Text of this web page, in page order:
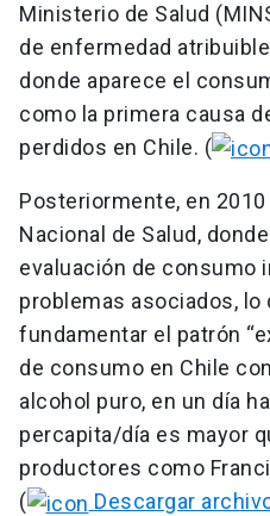
Ministerio de Salud
de enfermedad
donde aparece el
como la primera causa
perdidos en Chile. (
Posteriormente, en
Nacional de Salud,
evaluación de consumo
problemas asociados, lo
fundamentar el patrón
de consumo en Chile
alcohol puro, en un día
percapita/día es mayor
productores como
(
Descargar